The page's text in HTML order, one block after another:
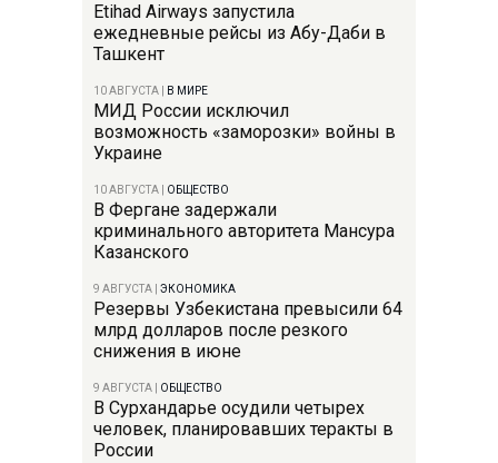
Etihad Airways запустила
ежедневные рейсы из Абу-Даби в
Ташкент
10 АВГУСТА В МИРЕ
МИД России исключил
возможность «заморозки» войны в
Украине
10 АВГУСТА ОБЩЕСТВО
В Фергане задержали
криминального авторитета Мансура
Казанского
9 АВГУСТА ЭКОНОМИКА
Резервы Узбекистана превысили 64
млрд долларов после резкого
снижения в июне
9 АВГУСТА ОБЩЕСТВО
В Сурхандарье осудили четырех
человек, планировавших теракты в
России